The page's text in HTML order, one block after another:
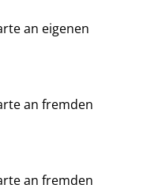
an eigenen
an fremden
an fremden